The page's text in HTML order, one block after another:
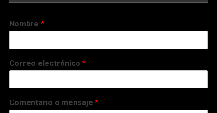
Nombre*
Correo electrónico*
Comentario o mensaje*